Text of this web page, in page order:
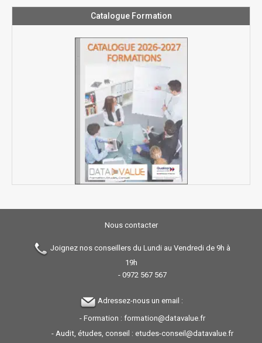
Catalogue Formation
Nous contacter
Joignez nos conseillers du Lundi au Vendredi de 9h à
19h
- 0972 567 567
Adressez-nous un email :
- Formation : formation@datavalue.fr
- Audit, études, conseil : etudes-conseil@datavalue.fr